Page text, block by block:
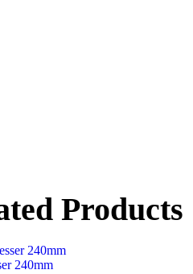
Products
240mm